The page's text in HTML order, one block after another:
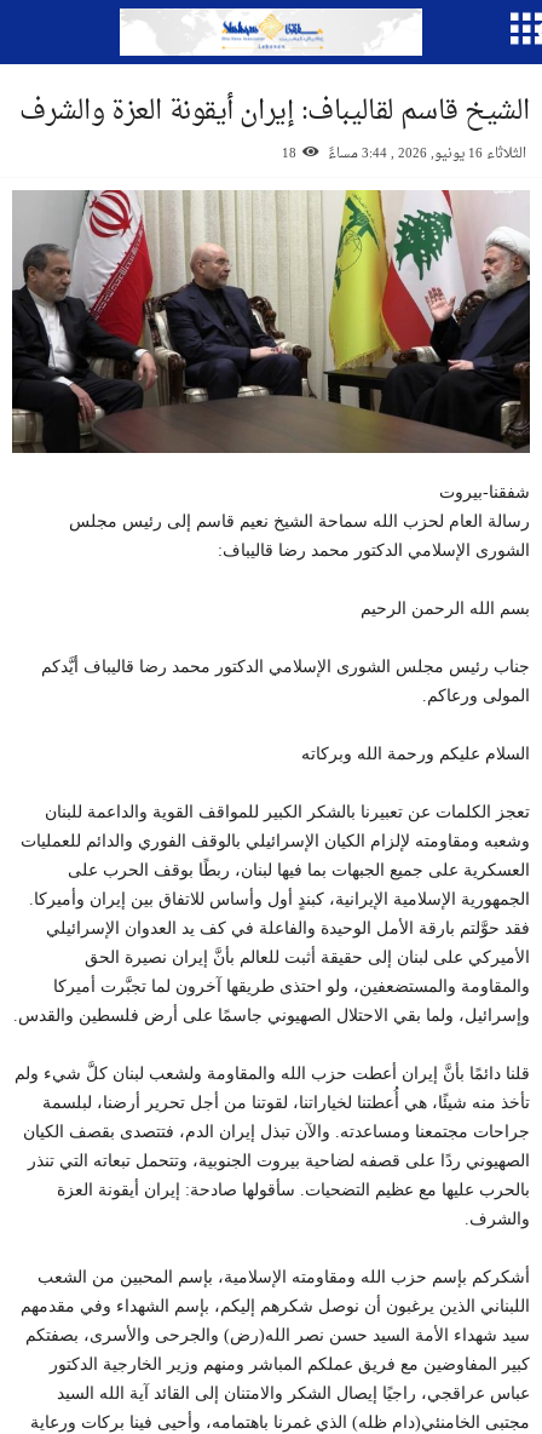
الشيخ قاسم لقاليباف: إيران أيقونة العزة والشرف
الثلاثاء 16 يونيو, 2026 , 3:44 مساءً 18
شفقنا-بيروت
رسالة العام لحزب الله سماحة الشيخ نعيم قاسم إلى رئيس مجلس
الشورى الإسلامي الدكتور محمد رضا قاليباف:
بسم الله الرحمن الرحيم
جناب رئيس مجلس الشورى الإسلامي الدكتور محمد رضا قاليباف أيَّدكم
المولى ورعاكم.
السلام عليكم ورحمة الله وبركاته
تعجز الكلمات عن تعبيرنا بالشكر الكبير للمواقف القوية والداعمة للبنان
وشعبه ومقاومته لإلزام الكيان الإسرائيلي بالوقف الفوري والدائم للعمليات
العسكرية على جميع الجبهات بما فيها لبنان، ربطًا بوقف الحرب على
الجمهورية الإسلامية الإيرانية، كبندٍ أول وأساس للاتفاق بين إيران وأميركا.
فقد حوَّلتم بارقة الأمل الوحيدة والفاعلة في كف يد العدوان الإسرائيلي
الأميركي على لبنان إلى حقيقة أثبت للعالم بأنَّ إيران نصيرة الحق
والمقاومة والمستضعفين، ولو احتذى طريقها آخرون لما تجبَّرت أميركا
وإسرائيل، ولما بقي الاحتلال الصهيوني جاسمًا على أرض فلسطين والقدس.
قلنا دائمًا بأنَّ إيران أعطت حزب الله والمقاومة ولشعب لبنان كلَّ شيء ولم
تأخذ منه شيئًا، هي أُعطتنا لخياراتنا، لقوتنا من أجل تحرير أرضنا، لبلسمة
جراحات مجتمعنا ومساعدته. والآن تبذل إيران الدم، فتتصدى بقصف الكيان
الصهيوني ردًا على قصفه لضاحية بيروت الجنوبية، وتتحمل تبعاته التي تنذر
بالحرب عليها مع عظيم التضحيات. سأقولها صادحة: إيران أيقونة العزة
والشرف.
أشكركم بإسم حزب الله ومقاومته الإسلامية، بإسم المحبين من الشعب
اللبناني الذين يرغبون أن نوصل شكرهم إليكم، بإسم الشهداء وفي مقدمهم
سيد شهداء الأمة السيد حسن نصر الله(رض) والجرحى والأسرى، بصفتكم
كبير المفاوضين مع فريق عملكم المباشر ومنهم وزير الخارجية الدكتور
عباس عراقجي، راجيًا إيصال الشكر والامتنان إلى القائد آية الله السيد
مجتبى الخامنئي(دام ظله) الذي غمرنا باهتمامه، وأحيى فينا بركات ورعاية